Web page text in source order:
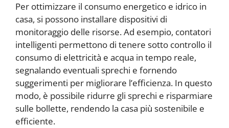
Per ottimizzare il consumo energetico e idrico in
casa, si possono installare dispositivi di
monitoraggio delle risorse. Ad esempio, contatori
intelligenti permettono di tenere sotto controllo il
consumo di elettricità e acqua in tempo reale,
segnalando eventuali sprechi e fornendo
suggerimenti per migliorare l’efficienza. In questo
modo, è possibile ridurre gli sprechi e risparmiare
sulle bollette, rendendo la casa più sostenibile e
efficiente.